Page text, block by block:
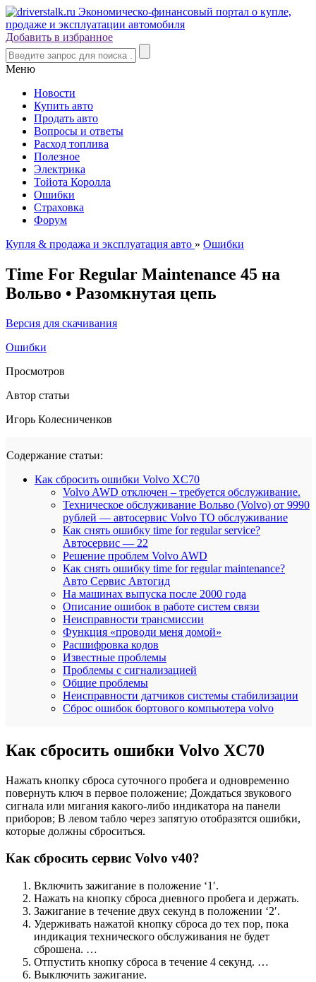
Добавить в избранное
Меню
Новости
Купить авто
Продать авто
Вопросы и ответы
Расход топлива
Полезное
Электрика
Тойота Королла
Ошибки
Страховка
Форум
Купля & продажа и эксплуатация авто » Ошибки
Time For Regular Maintenance 45 на
Вольво • Разомкнутая цепь
Версия для скачивания
Ошибки
Просмотров
Автор статьи
Игорь Колесниченков
Содержание статьи:
Как сбросить ошибки Volvo XC70
Volvo AWD отключен – требуется обслуживание.
Техническое обслуживание Вольво (Volvo) от 9990
рублей — автосервис Volvo ТО обслуживание
Как снять ошибку time for regular service?
Автосервис — 22
Решение проблем Volvo AWD
Как снять ошибку time for regular maintenance?
Авто Сервис Автогид
На машинах выпуска после 2000 года
Описание ошибок в работе систем связи
Неисправности трансмиссии
Функция «проводи меня домой»
Расшифровка кодов
Известные проблемы
Проблемы с сигнализацией
Общие проблемы
Неисправности датчиков системы стабилизации
Сброс ошибок бортового компьютера volvo
Как сбросить ошибки Volvo XC70
Нажать кнопку сброса суточного пробега и одновременно
повернуть ключ в первое положение; Дождаться звукового
сигнала или мигания какого-либо индикатора на панели
приборов; В левом табло через запятую отобразятся ошибки,
которые должны сброситься.
Как сбросить сервис Volvo v40?
Включить зажигание в положение ‘1′.
Нажать на кнопку сброса дневного пробега и держать.
Зажигание в течение двух секунд в положении ‘2′.
Удерживать нажатой кнопку сброса до тех пор, пока
индикация технического обслуживания не будет
сброшена. …
Отпустить кнопку сброса в течение 4 секунд. …
Выключить зажигание.